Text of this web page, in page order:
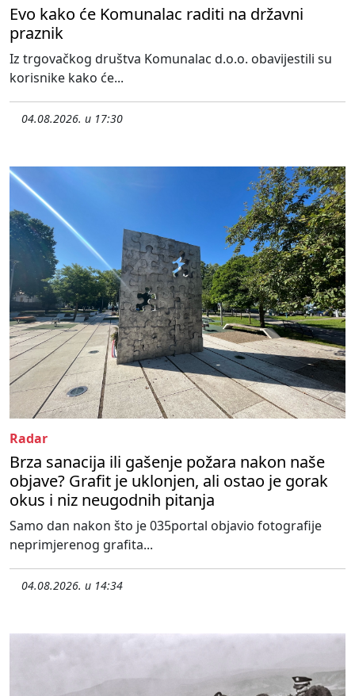
Evo kako će Komunalac raditi na državni
praznik
Iz trgovačkog društva Komunalac d.o.o. obavijestili su
korisnike kako će...
04.08.2026. u 17:30
Radar
Brza sanacija ili gašenje požara nakon naše
objave? Grafit je uklonjen, ali ostao je gorak
okus i niz neugodnih pitanja
Samo dan nakon što je 035portal objavio fotografije
neprimjerenog grafita...
04.08.2026. u 14:34